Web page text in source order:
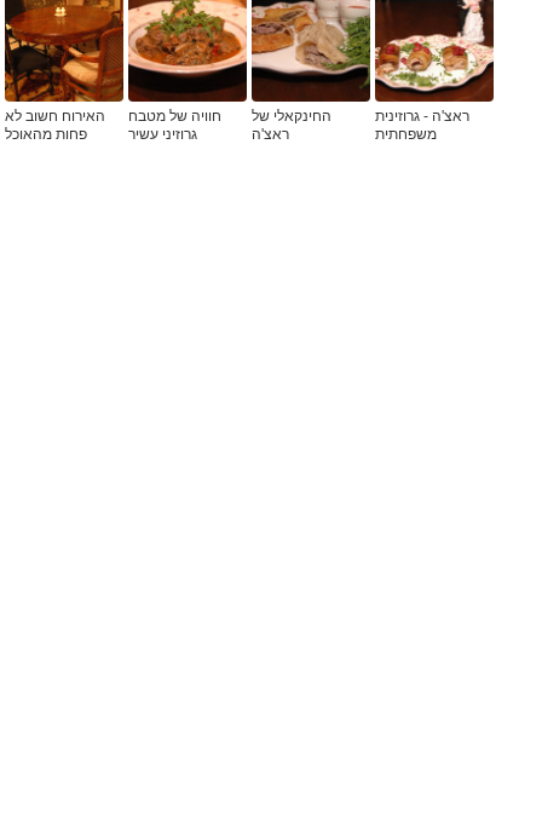
ראצ'ה - גרוזינית
משפחתית
החינקאלי של
ראצ'ה
חוויה של מטבח
גרוזיני עשיר
האירוח חשוב לא
פחות מהאוכל